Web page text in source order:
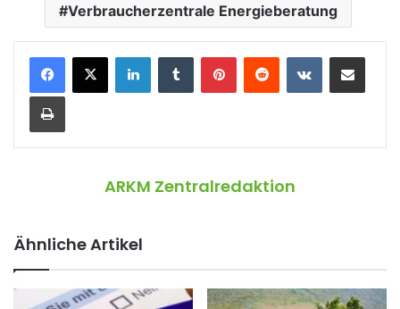
Verbraucherzentrale Energieberatung
ARKM Zentralredaktion
Ähnliche Artikel